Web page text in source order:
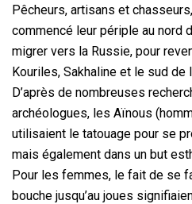
Pêcheurs, artisans et
commencé leur périple au nord
migrer vers la Russie, pour
Kouriles, Sakhaline et le sud de
D’après de nombreuses
archéologues, les Aïnous
utilisaient le tatouage pour se
mais également dans un but
Pour les femmes, le fait de se
bouche jusqu’au joues